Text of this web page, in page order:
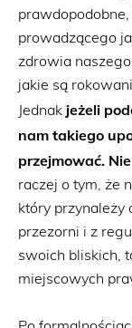
prowadzącego
zdrowia
jakie są
Jednak jeżeli
nam takiego
przejmować.
raczej o tym, że
który przynależy
przezorni i z
swoich bliskich,
miejscowych